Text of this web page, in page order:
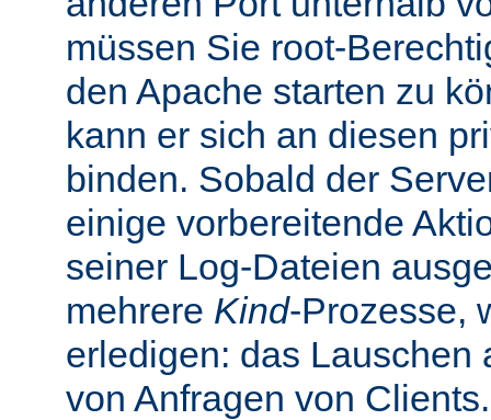
müssen Sie root-
den Apache starten zu
kann er sich an diesen
binden. Sobald der
einige vorbereitende
seiner Log-Dateien
mehrere Kind-Prozesse,
erledigen: das Lauschen
von Anfragen von